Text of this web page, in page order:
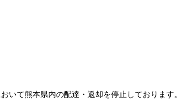
いて熊本県内の配達・返却を停止しております。